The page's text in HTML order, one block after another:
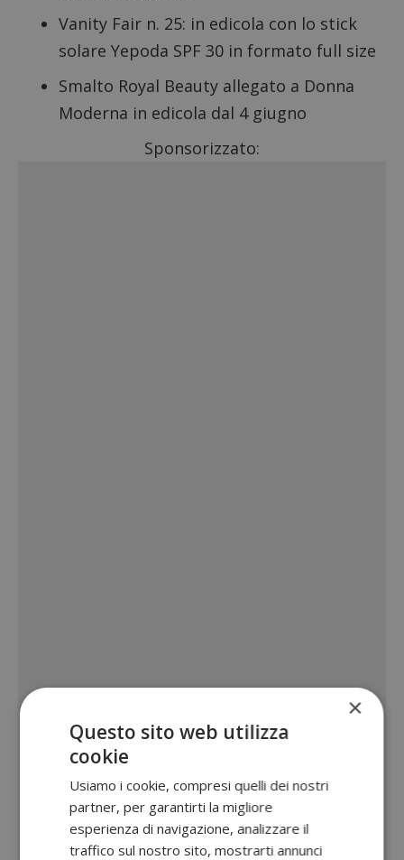
Vanity Fair n. 25: in edicola con lo stick
solare Yepoda SPF 30 in formato full size
Smalto Royal Beauty allegato a Donna
Moderna in edicola dal 4 giugno
Sponsorizzato:
×
Questo sito web utilizza
cookie
Usiamo i cookie, compresi quelli dei nostri
partner, per garantirti la migliore
esperienza di navigazione, analizzare il
traffico sul nostro sito, mostrarti annunci